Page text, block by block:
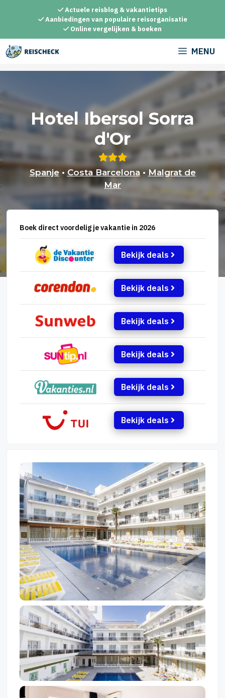
inhoud
Actuele reisblog & vakantietips
Aanbiedingen van populaire reisorganisatie
Online vergelijken & boeken
MENU
Hotel Ibersol Sorra
d'Or
Spanje• Costa Barcelona• Malgrat de
Mar
Boek direct voordelig je vakantie in 2026
Bekijk deals
Bekijk deals
Bekijk deals
Bekijk deals
Bekijk deals
Bekijk deals